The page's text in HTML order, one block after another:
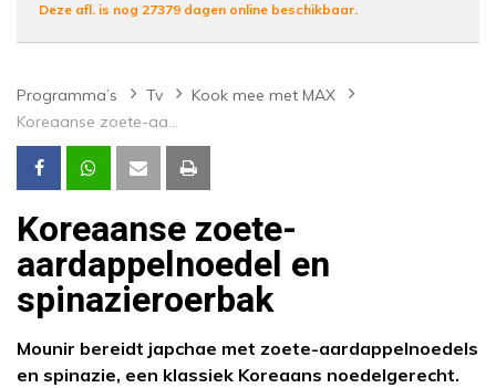
Deze afl. is nog 27379 dagen online beschikbaar.
Programma’s Tv
Kook mee met MAX
Koreaanse zoete-aardappelnoedel en spinazieroerbak
Koreaanse zoete-
aardappelnoedel en
spinazieroerbak
Mounir bereidt japchae met zoete-aardappelnoedels
en spinazie, een klassiek Koreaans noedelgerecht.